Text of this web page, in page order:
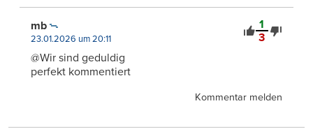
1
3
mb
23.01.2026 um 20:11
@Wir sind geduldig
perfekt kommentiert
Kommentar melden